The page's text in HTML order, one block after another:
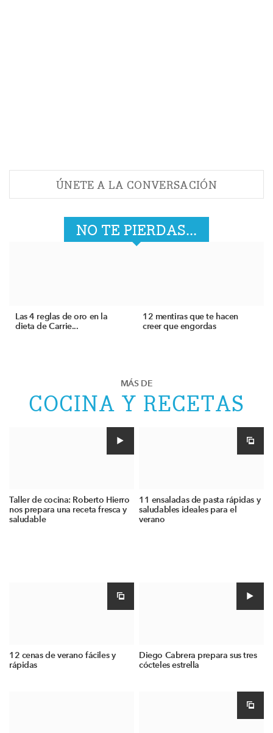
ÚNETE A LA CONVERSACIÓN
NO TE PIERDAS...
Las 4 reglas de oro en la
dieta de Carrie...
12 mentiras que te hacen
creer que engordas
MÁS DE
COCINA Y RECETAS
Taller de cocina: Roberto Hierro
nos prepara una receta fresca y
saludable
11 ensaladas de pasta rápidas y
saludables ideales para el
verano
12 cenas de verano fáciles y
rápidas
Diego Cabrera prepara sus tres
cócteles estrella